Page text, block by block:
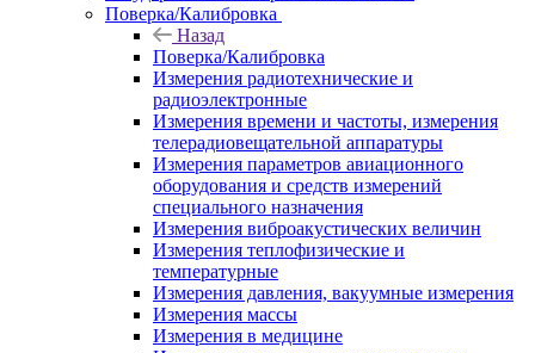
Поверка/Калибровка
Назад
Поверка/Калибровка
Измерения радиотехнические и
радиоэлектронные
Измерения времени и частоты, измерения
телерадиовещательной аппаратуры
Измерения параметров авиационного
оборудования и средств измерений
специального назначения
Измерения виброакустических величин
Измерения теплофизические и
температурные
Измерения давления, вакуумные измерения
Измерения массы
Измерения в медицине